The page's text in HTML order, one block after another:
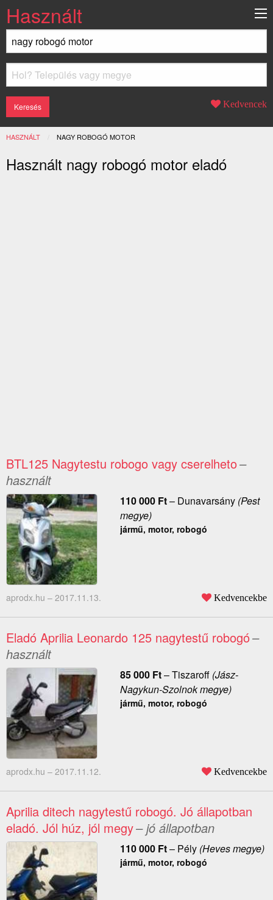
Használt
Kedvencek
HASZNÁLT JELENLEGI:
NAGY ROBOGÓ MOTOR
Használt nagy robogó motor eladó
BTL125 Nagytestu robogo vagy cserelheto–
használt
110 000 Ft– Dunavarsány(Pest
megye)
jármű, motor, robogó
aprodx.hu – 2017.11.13. Kedvencekbe
Eladó Aprilia Leonardo 125 nagytestű robogó–
használt
85 000 Ft–Tiszaroff(Jász-
Nagykun-Szolnok megye)
jármű, motor, robogó
aprodx.hu – 2017.11.12. Kedvencekbe
Aprilia ditech nagytestű robogó. Jó állapotban
eladó. Jól húz, jól megy– jó állapotban
110 000 Ft– Pély(Heves megye)
jármű, motor, robogó